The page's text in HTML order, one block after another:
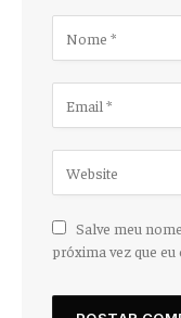
Salve meu
próxima vez que eu